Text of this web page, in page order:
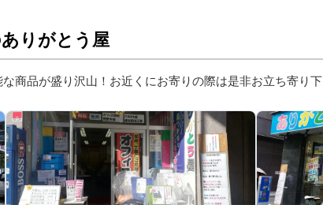
りがとう屋
商品が盛り沢山！お近くにお寄りの際は是非お立ち寄り下